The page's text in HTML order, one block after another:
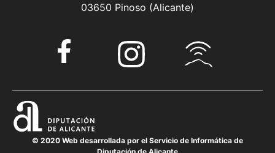
03650 Pinoso (Alicante)
© 2020 Web desarrollada por el Servicio de Informática de